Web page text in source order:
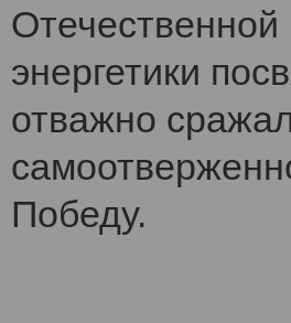
энергетики
отважно
Победу.